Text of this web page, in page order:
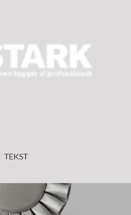
TEKST